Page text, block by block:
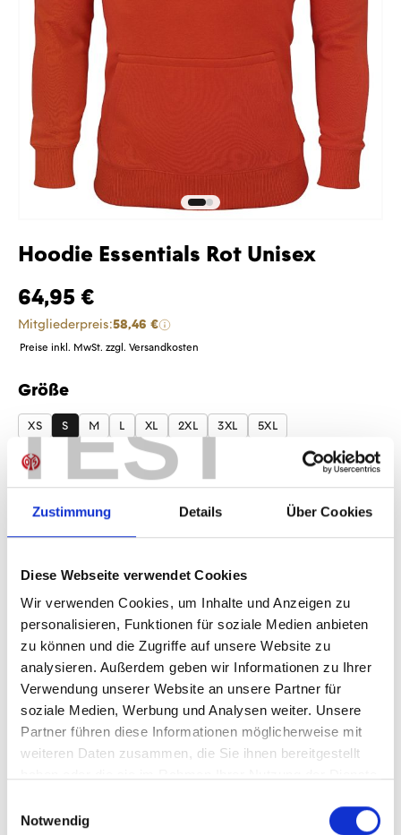
TEST
Zustimmung Details Über Cookies
Diese Webseite verwendet Cookies
Wir verwenden Cookies, um Inhalte und Anzeigen zu
personalisieren, Funktionen für soziale Medien anbieten
zu können und die Zugriffe auf unsere Website zu
analysieren. Außerdem geben wir Informationen zu Ihrer
Verwendung unserer Website an unsere Partner für
soziale Medien, Werbung und Analysen weiter. Unsere
Partner führen diese Informationen möglicherweise mit
weiteren Daten zusammen, die Sie ihnen bereitgestellt
Notwendig
Hoodie Essentials Rot Unisex
64,95 €
Mitgliederpreis:58,46 €
Preise inkl. MwSt. zzgl. Versandkosten
Größe
auswählen
XS S M L XL 2XL 3XL 5XL
Produkt Anzahl: Gib den gewünschten
Anzahl
Sofort verfügbar, Lieferzeit: 1-3 Tage
IN DEN WARENKORB
Produktdetails